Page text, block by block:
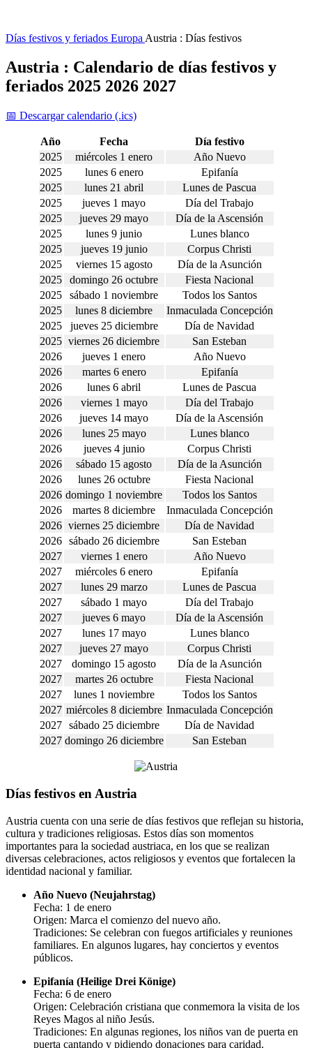
Días festivos y feriados Europa Austria : Días festivos
Austria : Calendario de días festivos y
feriados 2025 2026 2027
📅 Descargar calendario (.ics)
Año Fecha
Día festivo
2025
miércoles 1 enero
Año Nuevo
2025
lunes 6 enero
Epifanía
2025
lunes 21 abril
Lunes de Pascua
2025
jueves 1 mayo
Día del Trabajo
2025
jueves 29 mayo
Día de la Ascensión
2025
lunes 9 junio
Lunes blanco
2025
jueves 19 junio
Corpus Christi
2025
viernes 15 agosto
Día de la Asunción
2025
domingo 26 octubre
Fiesta Nacional
2025
sábado 1 noviembre
Todos los Santos
2025
lunes 8 diciembre
Inmaculada Concepción
2025
jueves 25 diciembre
Día de Navidad
2025 viernes 26 diciembre
San Esteban
2026
jueves 1 enero
Año Nuevo
2026
martes 6 enero
Epifanía
2026
lunes 6 abril
Lunes de Pascua
2026
viernes 1 mayo
Día del Trabajo
2026
jueves 14 mayo
Día de la Ascensión
2026
lunes 25 mayo
Lunes blanco
2026
jueves 4 junio
Corpus Christi
2026
sábado 15 agosto
Día de la Asunción
2026
lunes 26 octubre
Fiesta Nacional
2026 domingo 1 noviembre
Todos los Santos
2026
martes 8 diciembre
Inmaculada Concepción
2026 viernes 25 diciembre
Día de Navidad
2026
sábado 26 diciembre
San Esteban
2027
viernes 1 enero
Año Nuevo
2027
miércoles 6 enero
Epifanía
2027
lunes 29 marzo
Lunes de Pascua
2027
sábado 1 mayo
Día del Trabajo
2027
jueves 6 mayo
Día de la Ascensión
2027
lunes 17 mayo
Lunes blanco
2027
jueves 27 mayo
Corpus Christi
2027
domingo 15 agosto
Día de la Asunción
2027
martes 26 octubre
Fiesta Nacional
2027
lunes 1 noviembre
Todos los Santos
2027 miércoles 8 diciembre Inmaculada Concepción
2027
sábado 25 diciembre
Día de Navidad
2027 domingo 26 diciembre San Esteban
Días festivos en Austria
Austria cuenta con una serie de días festivos que reflejan su historia,
cultura y tradiciones religiosas. Estos días son momentos
importantes para la sociedad austriaca, en los que se realizan
diversas celebraciones, actos religiosos y eventos que fortalecen la
identidad nacional y familiar.
Año Nuevo (Neujahrstag)
Fecha: 1 de enero
Origen: Marca el comienzo del nuevo año.
Tradiciones: Se celebran con fuegos artificiales y reuniones
familiares. En algunos lugares, hay conciertos y eventos
públicos.
Epifanía (Heilige Drei Könige)
Fecha: 6 de enero
Origen: Celebración cristiana que conmemora la visita de los
Reyes Magos al niño Jesús.
Tradiciones: En algunas regiones, los niños van de puerta en
puerta cantando y pidiendo donaciones para caridad.